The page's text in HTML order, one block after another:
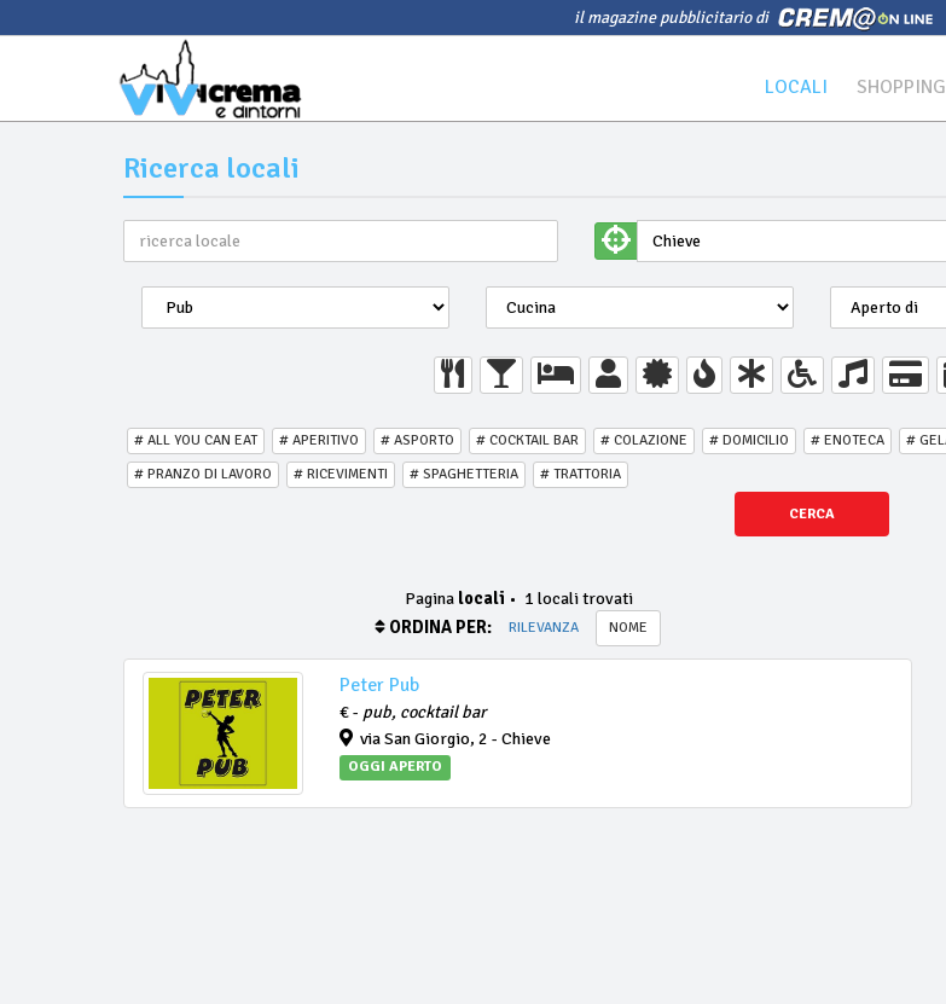
il magazine pubblicitario di
LOCALI SHOPPING
Ricerca locali
# ALL YOU CAN EAT # APERITIVO # ASPORTO # COCKTAIL BAR # COLAZIONE # DOMICILIO # ENOTECA #
# PRANZO DI LAVORO
# RICEVIMENTI # SPAGHETTERIA # TRATTORIA
CERCA
Pagina locali • 1 locali trovati
ORDINA PER:
RILEVANZA NOME
Peter Pub
€ - pub, cocktail bar
via San Giorgio, 2 - Chieve
OGGI APERTO